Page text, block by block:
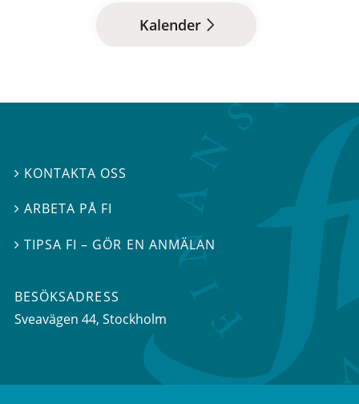
Kalender
 KONTAKTA OSS
ARBETA PÅ FI
TIPSA FI – GÖR EN ANMÄLAN
BESÖKSADRESS
Sveavägen 44, Stockholm